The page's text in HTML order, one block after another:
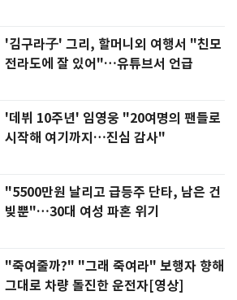
'김구라子' 그리, 할머니외 여행서 "친모
전라도에 잘 있어"…유튜브서 언급
'데뷔 10주년' 임영웅 "20여명의 팬들로
시작해 여기까지…진심 감사"
"5500만원 날리고 급등주 단타, 남은 건
빚뿐"…30대 여성 파혼 위기
"죽여줄까?" "그래 죽여라" 보행자 향해
그대로 차량 돌진한 운전자[영상]